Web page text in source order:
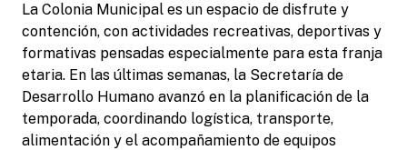
La Colonia Municipal es un espacio de disfrute y
contención, con actividades recreativas, deportivas y
formativas pensadas especialmente para esta franja
etaria. En las últimas semanas, la Secretaría de
Desarrollo Humano avanzó en la planificación de la
temporada, coordinando logística, transporte,
alimentación y el acompañamiento de equipos